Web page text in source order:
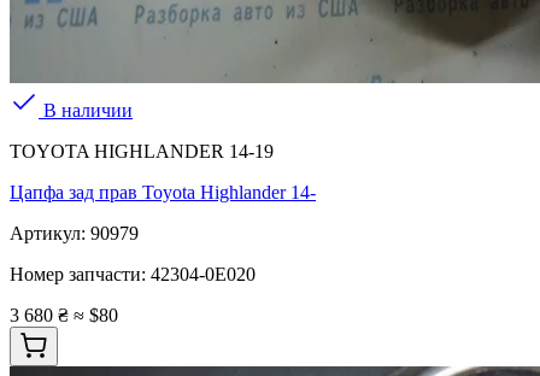
В наличии
TOYOTA HIGHLANDER 14-19
Цапфа зад прав Toyota Highlander 14-
Артикул: 90979
Номер запчасти: 42304-0E020
3 680 ₴ ≈ $80